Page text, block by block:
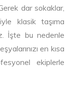
dar sokaklar,
klasik taşıma
İşte bu nedenle
en kısa
ekiplerle